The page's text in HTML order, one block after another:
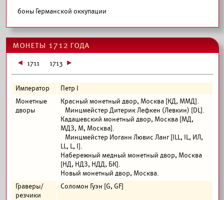
боны Германской оккупации
монеты 1712 года
1711 1713
Император
Петр I
Монетные
дворы
Красный монетный двор, Москва [КД, ММД].
Минцмейстер Дитерик Лефкен (Левкин) [DL].
Кадашевский монетный двор, Москва [МД,
МДЗ, М, Москва].
Минцмейстер Иоганн Лювис Ланг [ILL, IL, ИЛ,
LL, L, I].
Набережный медный монетный двор, Москва
[НД, НДЗ, НДД, БК].
Новый монетный двор, Москва.
Граверы/
резчики
Соломон Гуэн [G, GF]